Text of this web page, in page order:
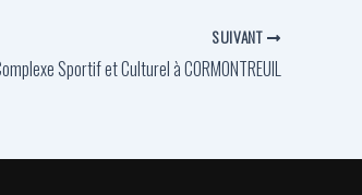
SUIVANT
Sportif et Culturel à CORMONTREUIL